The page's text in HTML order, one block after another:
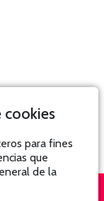
cookies
para fines
que
de la